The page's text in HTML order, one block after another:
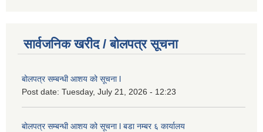
सार्वजनिक खरीद / बोलपत्र सूचना
बोलपत्र सम्बन्धी आशय को सूचना l
Post date: Tuesday, July 21, 2026 - 12:23
बोलपत्र सम्बन्धी आशय को सूचना l बडा नम्बर ६ कार्यालय